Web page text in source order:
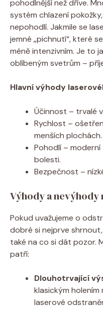
pohodlnější než dříve.
systém chlazení
nepohodlí. Jakmile se
jemné „pichnutí“, které
méně intenzivním. Je to
oblíbeným svetrům –
Hlavní výhody
Účinnost – trvalé
Rychlost –
menších plochách.
Pohodlí –
bolesti.
Bezpečnost –
Výhody a nevýhody
Pokud uvažujeme o
dobré si nejprve
také na co si dát pozor.
patří:
Dlouhotrvající
klasickým
laserové